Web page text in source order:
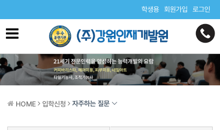
학생용 회원가입 로그인
HOME 입학신청 자주하는 질문